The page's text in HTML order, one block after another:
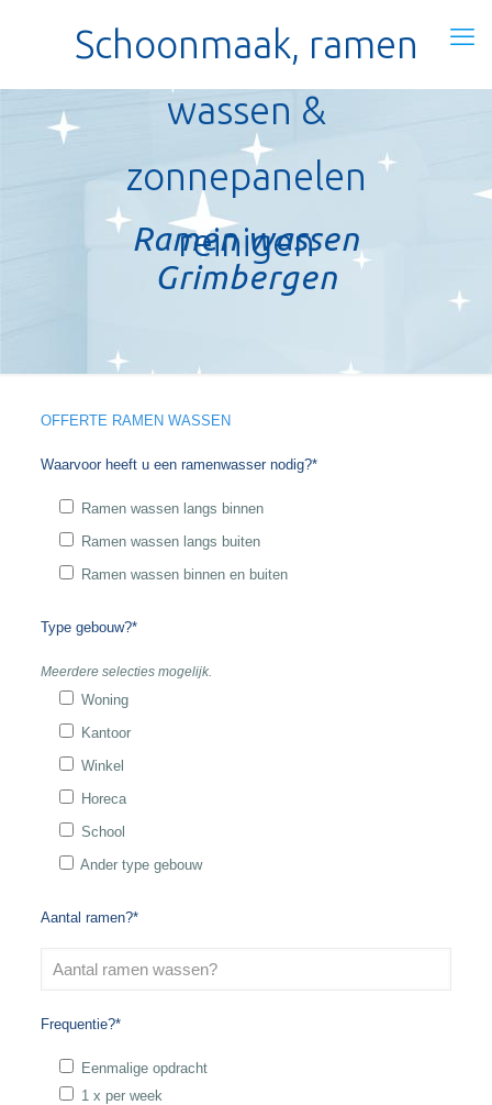
Schoonmaak, ramen
wassen &
zonnepanelen
reinigen
Ramen wassen
Grimbergen
OFFERTE RAMEN WASSEN
Waarvoor heeft u een ramenwasser nodig?*
Ramen wassen langs binnen
Ramen wassen langs buiten
Ramen wassen binnen en buiten
Type gebouw?*
Meerdere selecties mogelijk.
Woning
Kantoor
Winkel
Horeca
School
Ander type gebouw
Aantal ramen?*
Frequentie?*
Eenmalige opdracht
1 x per week